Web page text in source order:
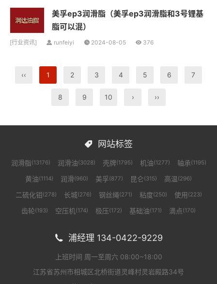
美孚ep3润滑脂（美孚ep3润滑脂和3号锂基
脂可以混）
[行业资讯] runfeiyi 2024-08-05 376
‹‹ 1 2 3 4 5 6 7
8 9 10 › ››
 网站标签
润滑脂(13176) 润滑油(3028) 壳牌(1795) 机油(1277) 轴承(1195)
黄油(1114) 润滑(960) 美孚(877) 昆仑(315) 高温(296)
二硫化钼(278) 长城(276) 钢丝绳(271) 粘度(250) 使用(223)
齿轮(193) 空压机(174) 极压(172) 基础油(171) 滴点(170)
 浦经理 134-0422-9229
上班时间 周一至周六 08:00~18:00
江苏省苏州市相城区北桥街道灵峰村灵岩殿路34号